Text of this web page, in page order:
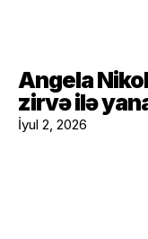
Angela
zirvə ilə
İyul 2, 2026